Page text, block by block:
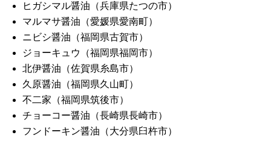
ヒガシマル醤油（兵庫県たつの市）
マルマサ醤油（愛媛県愛南町）
ニビシ醤油（福岡県古賀市）
ジョーキュウ（福岡県福岡市）
北伊醤油（佐賀県糸島市）
久原醤油（福岡県久山町）
不二家（福岡県筑後市）
チョーコー醤油（長崎県長崎市）
フンドーキン醤油（大分県臼杵市）